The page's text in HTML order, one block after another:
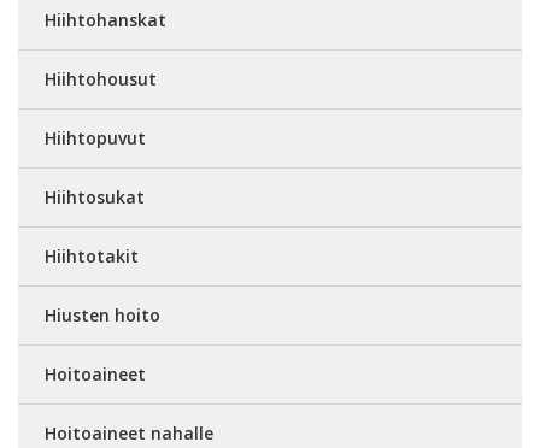
Hiihtohanskat
Hiihtohousut
Hiihtopuvut
Hiihtosukat
Hiihtotakit
Hiusten hoito
Hoitoaineet
Hoitoaineet nahalle